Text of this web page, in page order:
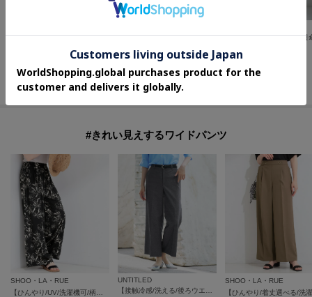
【COLLECTION LINE】フリルデニム
さらに10%OFF
¥2,442
さらに15%OFF
¥ 10,010
さらに10%OFF
#きれい見えするワイドパンツ
SHOO・LA・RUE
UNTITLED
SHOO・LA・RUE